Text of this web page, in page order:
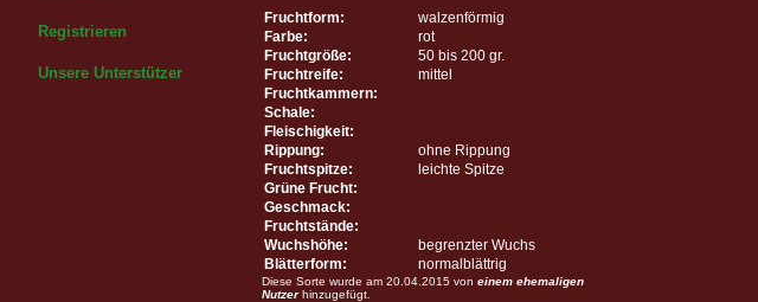
Registrieren
Unsere Unterstützer
Fruchtform:
walzenförmig
Farbe:
rot
Fruchtgröße:
50 bis 200 gr.
Fruchtreife:
mittel
Fruchtkammern:
Schale:
Fleischigkeit:
Rippung:
ohne Rippung
Fruchtspitze:
leichte Spitze
Grüne Frucht:
Geschmack:
Fruchtstände:
Wuchshöhe:
begrenzter Wuchs
Blätterform:
normalblättrig
Diese Sorte wurde am 20.04.2015 von einem ehemaligen
Nutzerhinzugefügt.